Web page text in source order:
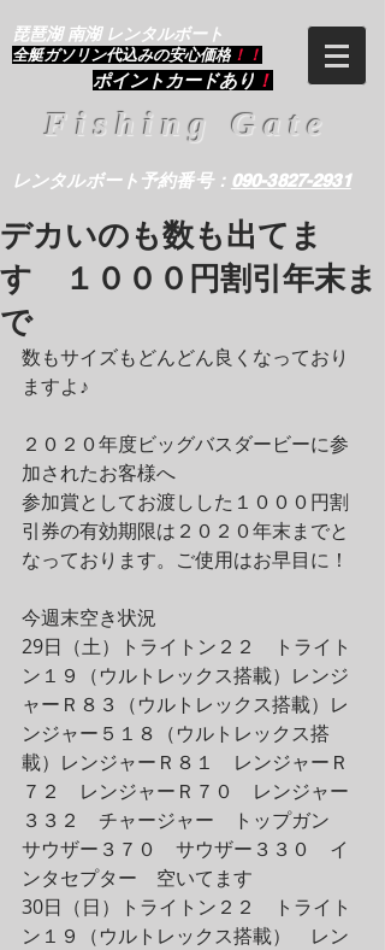
琵琶湖 南湖 レンタルボート
​全艇ガソリン代込みの安心価格 ！！
ポイントカードあり ！
Fishing Gate
レンタルボート予約番号： 090-3827-2931
デカいのも数も出てま
す １０００円割引年末ま
で
数もサイズもどんどん良くなっており
ますよ♪
２０２０年度ビッグバスダービーに参
加されたお客様へ
参加賞としてお渡しした１０００円割
引券の有効期限は２０２０年末までと
なっております。ご使用はお早目に！
今週末空き状況
29日（土）トライトン２２　トライト
ン１９（ウルトレックス搭載）レンジ
ャーＲ８３（ウルトレックス搭載）レ
ンジャー５１８（ウルトレックス搭
載）レンジャーＲ８１　レンジャーＲ
７２　レンジャーＲ７０　レンジャー
３３２　チャージャー　トップガン
サウザー３７０　サウザー３３０　イ
ンタセプター　空いてます
30日（日）トライトン２２　トライト
ン１９（ウルトレックス搭載）　レン